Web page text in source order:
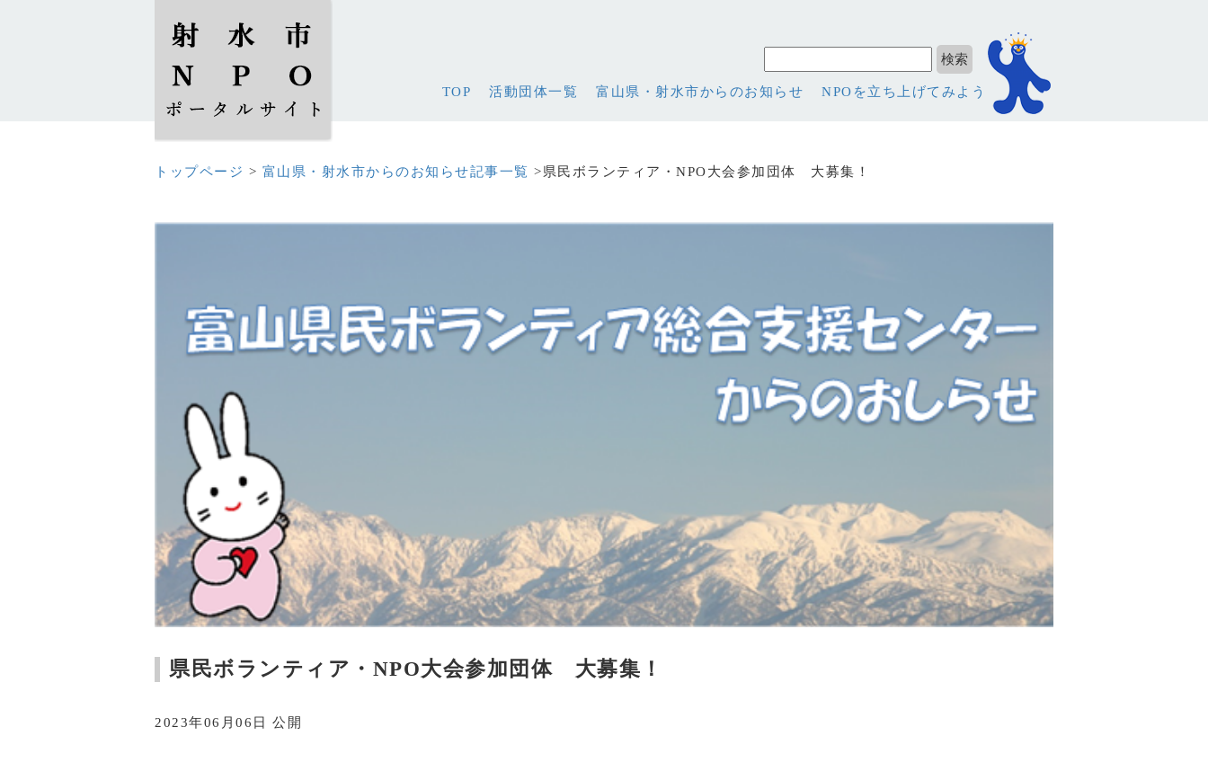
TOP 活動団体一覧 富山県・射水市からのお知らせ NPOを立ち上げてみよう
トップページ > 富山県・射水市からのお知らせ記事一覧 >県民ボランティア・NPO大会参加団体 大募集！
県民ボランティア・NPO大会参加団体 大募集！
2023年06月06日 公開